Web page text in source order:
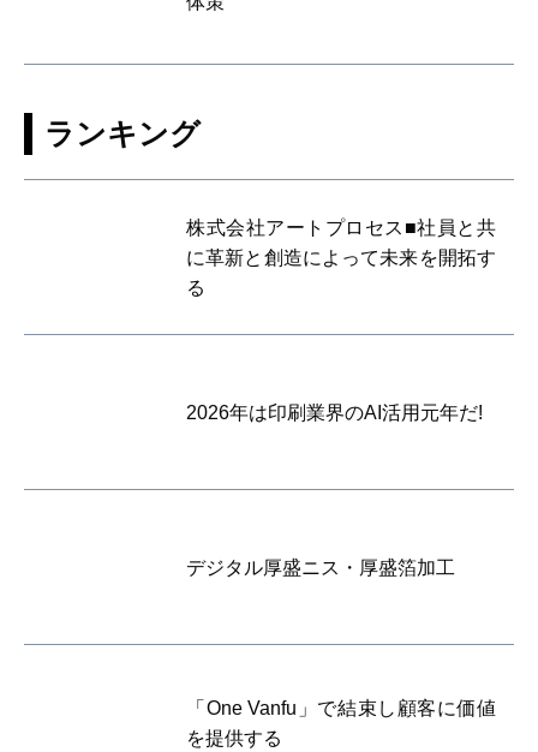
ランキング
株式会社アートプロセス■社員と共
に革新と創造によって未来を開拓す
る
2026年は印刷業界のAI活用元年だ!
デジタル厚盛ニス・厚盛箔加工
「One Vanfu」で結束し顧客に価値
を提供する